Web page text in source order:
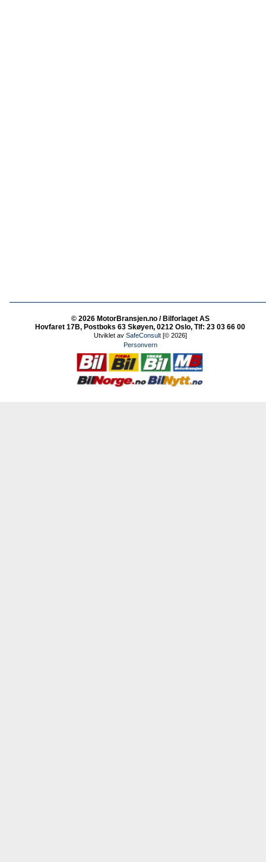
© 2026 MotorBransjen.no / Bilforlaget AS
Hovfaret 17B, Postboks 63 Skøyen, 0212 Oslo, Tlf: 23 03 66 00
Utviklet av SafeConsult[© 2026]
Personvern